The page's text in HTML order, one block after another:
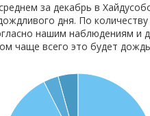
за декабрь в
дня. По
нашим наблюдениям и
чаще всего это будет